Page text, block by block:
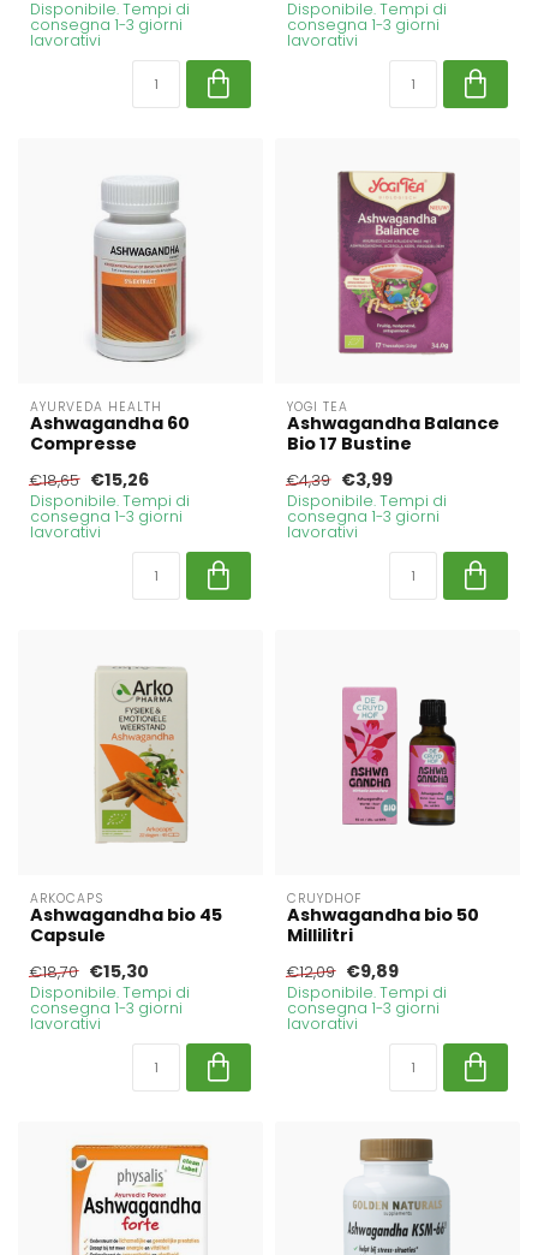
Disponibile. Tempi di
consegna 1-3 giorni
lavorativi
Disponibile. Tempi di
consegna 1-3 giorni
lavorativi
AYURVEDA HEALTH
Ashwagandha 60
Compresse
€18,65 €15,26
Disponibile. Tempi di
consegna 1-3 giorni
lavorativi
YOGI TEA
Ashwagandha Balance
Bio 17 Bustine
€4,39 €3,99
Disponibile. Tempi di
consegna 1-3 giorni
lavorativi
ARKOCAPS
Ashwagandha bio 45
Capsule
€18,70 €15,30
Disponibile. Tempi di
consegna 1-3 giorni
lavorativi
CRUYDHOF
Ashwagandha bio 50
Millilitri
€12,09 €9,89
Disponibile. Tempi di
consegna 1-3 giorni
lavorativi